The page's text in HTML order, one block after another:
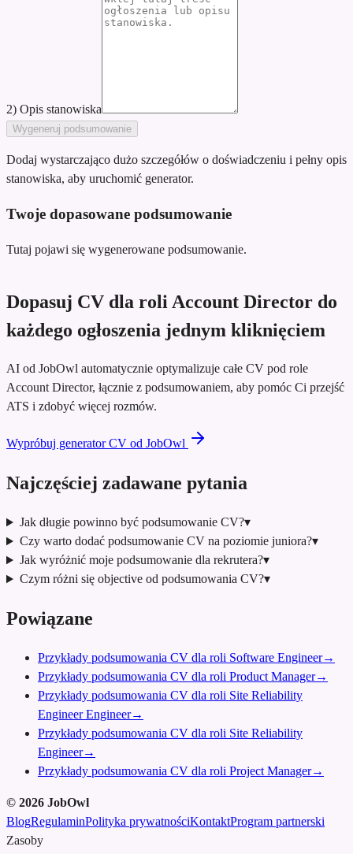
2) Opis stanowiska
Wygeneruj podsumowanie
Dodaj wystarczająco dużo szczegółów o doświadczeniu i pełny opis
stanowiska, aby uruchomić generator.
Twoje dopasowane podsumowanie
Tutaj pojawi się wygenerowane podsumowanie.
Dopasuj CV dla roli Account Director do
każdego ogłoszenia jednym kliknięciem
AI od JobOwl automatycznie optymalizuje całe CV pod role
Account Director, łącznie z podsumowaniem, aby pomóc Ci przejść
ATS i zdobyć więcej rozmów.
Wypróbuj generator CV od JobOwl
Najczęściej zadawane pytania
Jak długie powinno być podsumowanie CV?▾
Czy warto dodać podsumowanie CV na poziomie juniora?▾
Jak wyróżnić moje podsumowanie dla rekrutera?▾
Czym różni się objective od podsumowania CV?▾
Powiązane
Przykłady podsumowania CV dla roli Software Engineer→
Przykłady podsumowania CV dla roli Product Manager→
Przykłady podsumowania CV dla roli Site Reliability
Engineer Engineer→
Przykłady podsumowania CV dla roli Site Reliability
Engineer→
Przykłady podsumowania CV dla roli Project Manager→
© 2026 JobOwl
BlogRegulaminPolityka prywatnościKontaktProgram partnerski
Zasoby